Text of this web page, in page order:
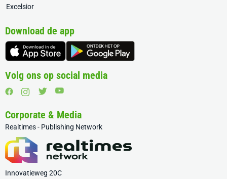
Excelsior
Download de app
Volg ons op social media
Corporate & Media
Realtimes - Publishing Network
Innovatieweg 20C